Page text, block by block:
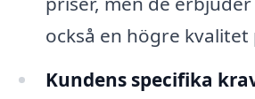
också en högre
Kundens specifika